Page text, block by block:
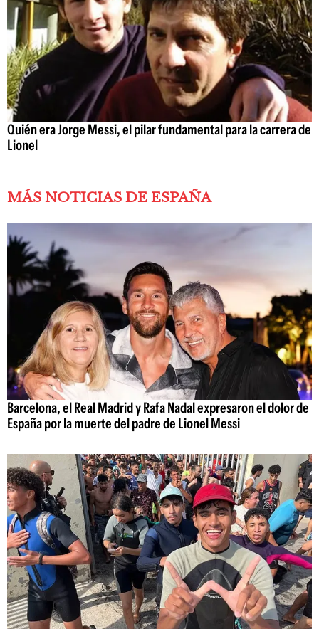
Quién era Jorge Messi, el pilar fundamental para la carrera de
Lionel
MÁS NOTICIAS DE ESPAÑA
Barcelona, el Real Madrid y Rafa Nadal expresaron el dolor de
España por la muerte del padre de Lionel Messi